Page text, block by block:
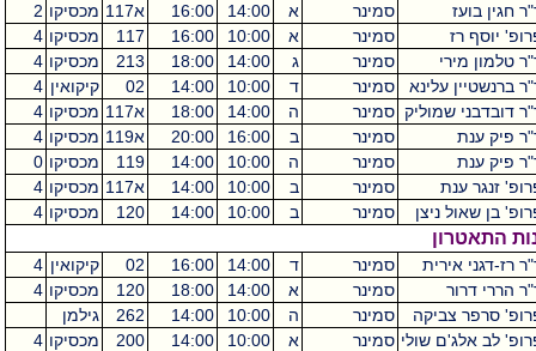
חגין בועז
סמינר א 14:00
16:00 א117 מכסיקו 2
יוסף רז
סמינר א 10:00
16:00
117 מכסיקו 4
טלמון מירי
סמינר ג 14:00
18:00
213 מכסיקו 4
ברנשטיין עלינא
סמינר ד 10:00
14:00
02 קיקואין 4
דובדבני שמוליק סמינר ה 14:00
18:00 א117 מכסיקו 4
פיק ענת
סמינר ב 16:00
20:00 א119 מכסיקו 4
פיק ענת
סמינר ה 10:00
14:00
119 מכסיקו 0
זנגר ענת
סמינר ב 10:00
14:00 א117 מכסיקו 4
בן שאול ניצן
סמינר ב 10:00
14:00
120 מכסיקו 4
התאטרון
רז-דגני אירית סמינר ד 14:00
16:00
02 קיקואין 4
הררי דרור
סמינר א 14:00
18:00
120 מכסיקו 4
סרפר צביקה
סמינר ה 10:00
14:00
262
גילמן
לב אלג'ם שולי סמינר א 10:00
14:00
200 מכסיקו 4